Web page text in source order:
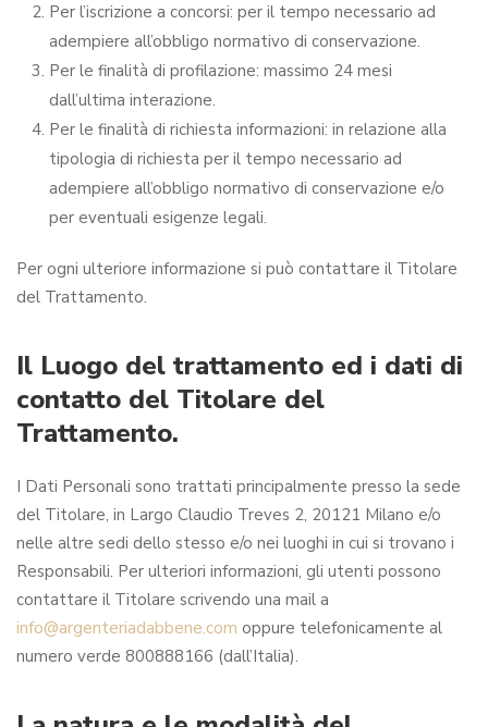
Per l’iscrizione a concorsi: per il tempo necessario ad
adempiere all’obbligo normativo di conservazione.
Per le finalità di profilazione: massimo 24 mesi
dall’ultima interazione.
Per le finalità di richiesta informazioni: in relazione alla
tipologia di richiesta per il tempo necessario ad
adempiere all’obbligo normativo di conservazione e/o
per eventuali esigenze legali.
Per ogni ulteriore informazione si può contattare il Titolare
del Trattamento.
Il Luogo del trattamento ed i dati di
contatto del Titolare del
Trattamento.
I Dati Personali sono trattati principalmente presso la sede
del Titolare, in Largo Claudio Treves 2, 20121 Milano e/o
nelle altre sedi dello stesso e/o nei luoghi in cui si trovano i
Responsabili. Per ulteriori informazioni, gli utenti possono
contattare il Titolare scrivendo una mail a
info@argenteriadabbene.com oppure telefonicamente al
numero verde 800888166 (dall’Italia).